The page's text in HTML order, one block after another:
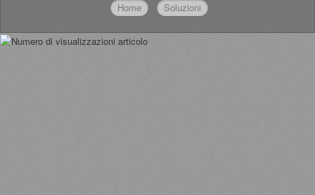
Home Soluzioni